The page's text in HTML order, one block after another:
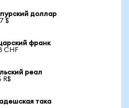
доллар
$
франк
CHF
реал
R$
така